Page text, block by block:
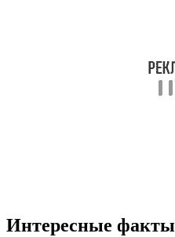
Интересные факты